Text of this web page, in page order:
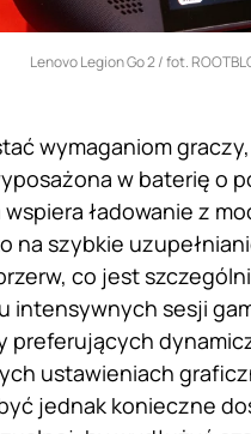
Lenovo Legion Go 2 / fot.
wymaganiom
w baterię o
ładowanie z
na szybkie
co jest
intensywnych sesji
preferujących
ustawieniach
jednak konieczne